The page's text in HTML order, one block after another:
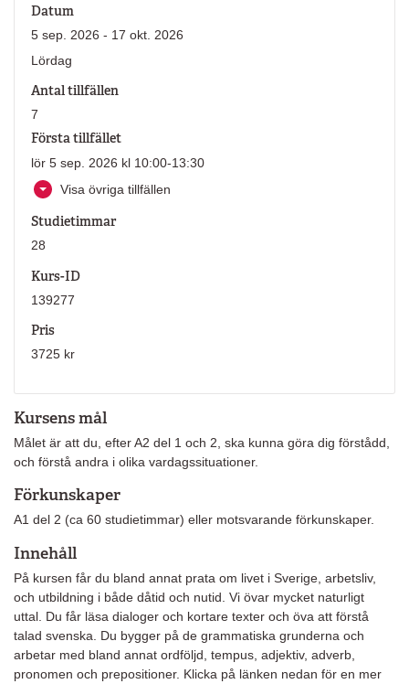
Kursens mål
Målet är att du, efter A2 del 1 och 2, ska kunna göra dig förstådd,
och förstå andra i olika vardagssituationer.
Förkunskaper
A1 del 2 (ca 60 studietimmar) eller motsvarande förkunskaper.
Innehåll
På kursen får du bland annat prata om livet i Sverige, arbetsliv,
och utbildning i både dåtid och nutid. Vi övar mycket naturligt
uttal. Du får läsa dialoger och kortare texter och öva att förstå
talad svenska. Du bygger på de grammatiska grunderna och
arbetar med bland annat ordföljd, tempus, adjektiv, adverb,
pronomen och prepositioner. Klicka på länken nedan för en mer
Datum
5 sep. 2026 - 17 okt. 2026
Lördag
Antal tillfällen
7
Första tillfället
lör 5 sep. 2026 kl 10:00-13:30
Visa övriga tillfällen
Studietimmar
28
Kurs-ID
139277
Pris
3725 kr